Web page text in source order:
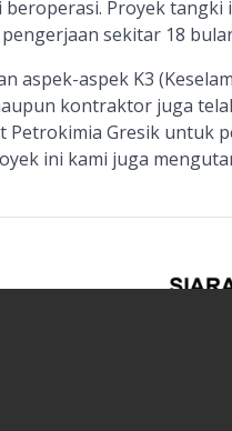
Proyek tangki
sekitar 18
aspek-aspek K3
kontraktor juga
Petrokimia Gresik untuk
ini kami juga